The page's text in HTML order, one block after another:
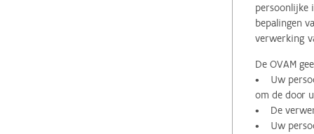
persoonlijke
bepalingen
verwerking
De OVAM
• Uw
om de door
• De
• Uw